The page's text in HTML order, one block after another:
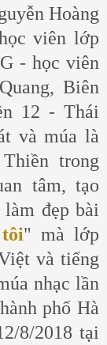
Hoàng
viên lớp
- học viên
Biên
12 - Thái
và múa là
trong
tâm, tạo
đẹp bài
" mà lớp
và tiếng
nhạc lần
phố Hà
8/2018 tại